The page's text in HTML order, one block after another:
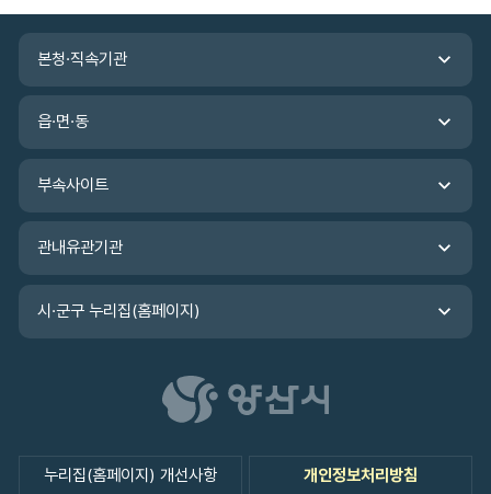
력
본청·직속기관
읍·면·동
부속사이트
관내유관기관
시·군구 누리집(홈페이지)
누리집(홈페이지) 개선사항 개인정보처리방침